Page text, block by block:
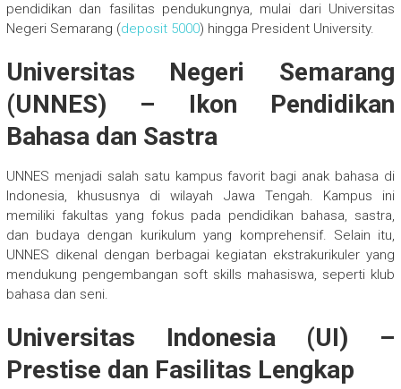
pendidikan dan fasilitas pendukungnya, mulai dari Universitas
Negeri Semarang (deposit 5000) hingga President University.
Universitas Negeri Semarang
(UNNES) – Ikon Pendidikan
Bahasa dan Sastra
UNNES menjadi salah satu kampus favorit bagi anak bahasa di
Indonesia, khususnya di wilayah Jawa Tengah. Kampus ini
memiliki fakultas yang fokus pada pendidikan bahasa, sastra,
dan budaya dengan kurikulum yang komprehensif. Selain itu,
UNNES dikenal dengan berbagai kegiatan ekstrakurikuler yang
mendukung pengembangan soft skills mahasiswa, seperti klub
bahasa dan seni.
Universitas Indonesia (UI) –
Prestise dan Fasilitas Lengkap